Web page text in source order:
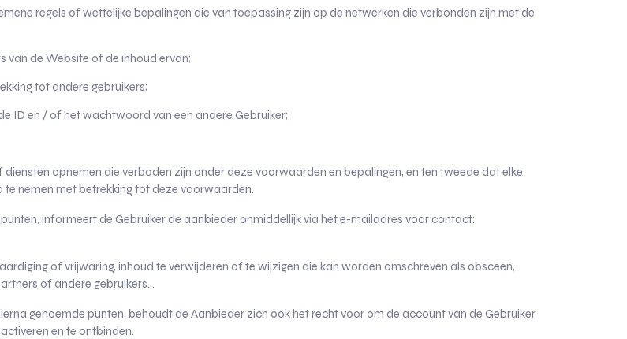
regels of wettelijke bepalingen die van toepassing zijn op de netwerken die verbonden zijn met de
van de Website of de inhoud ervan;
tot andere gebruikers;
ID en / of het wachtwoord van een andere Gebruiker;
opnemen die verboden zijn onder deze voorwaarden en bepalingen, en ten tweede dat elke
nemen met betrekking tot deze voorwaarden.
informeert de Gebruiker de aanbieder onmiddellijk via het e-mailadres voor contact:
of vrijwaring, inhoud te verwijderen of te wijzigen die kan worden omschreven als obsceen,
of andere gebruikers. .
genoemde punten, behoudt de Aanbieder zich ook het recht voor om de account van de Gebruiker
en te ontbinden.